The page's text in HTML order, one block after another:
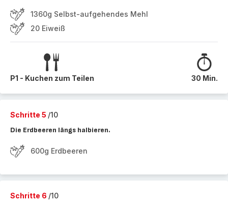
1360g Selbst-aufgehendes Mehl
20 Eiweiß
P1 - Kuchen zum Teilen 30 Min.
Schritte 5 /10
Die Erdbeeren längs halbieren.
600g Erdbeeren
Schritte 6 /10